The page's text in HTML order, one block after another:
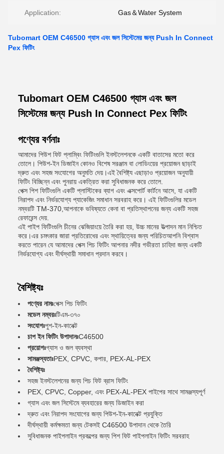
Application: Gas＆Water System
Tubomart OEM C46500 গ্যাস এবং জল সিস্টেমের জন্য Push In Connect
Pex ফিটিং
Tubomart OEM C46500 গ্যাস এবং জল
সিস্টেমের জন্য Push In Connect Pex ফিটিং
পণ্যের বর্ণনাঃ
আমাদের পিউশ ফিট প্লাম্বিং ফিটিংগুলি ইনস্টলেশনকে একটি বাতাসের মতো করে
তোলে। পিউশ-ইন ডিজাইন কোনও বিশেষ সরঞ্জাম বা লোডিংয়ের প্রয়োজন ছাড়াই
দ্রুত এবং সহজ সংযোগের অনুমতি দেয়।এই বৈশিষ্ট্য এছাড়াও প্রয়োজন অনুযায়ী
ফিটিং বিচ্ছিন্ন এবং পুনরায় একত্রিত করা সুবিধাজনক করে তোলে.
পেক্স পিশ ফিটিংগুলি একটি প্লাস্টিকের ব্যাগ এবং এক্সপোর্ট কার্টনে আসে, যা একটি
নিরাপদ এবং নির্ভরযোগ্য প্যাকেজিং সমাধান সরবরাহ করে। এই ফিটিংগুলির মডেল
নম্বরটি TM-370,আপনাকে ভবিষ্যতে কেনা বা প্রতিস্থাপনের জন্য একটি সহজ
রেফারেন্স দেয়.
এই পাইপ ফিটিংগুলি চীনের ঝেজিয়াংয়ে তৈরি করা হয়, উচ্চ মানের উত্পাদন মান নিশ্চিত
করে।এর চমৎকার জারা প্রতিরোধের এবং স্থায়িত্বের জন্য পরিচিতআপনি বিশ্বাস
করতে পারেন যে আমাদের পেক্স পিচ ফিটিং আপনার নদীর গভীরতা চাহিদা জন্য একটি
নির্ভরযোগ্য এবং দীর্ঘস্থায়ী সমাধান প্রদান করবে।
বৈশিষ্ট্যঃ
পণ্যের নামঃপেক্স পিচ ফিটিং
মডেল নম্বরঃটিএম-৩৭০
সংযোগঃপুশ-ইন-কানেক্ট
চাপ ইন ফিটিং উপাদানঃC46500
প্রয়োগঃগ্যাস ও জল ব্যবস্থা
সামঞ্জস্যতাঃPEX, CPVC, কপার, PEX-AL-PEX
বৈশিষ্ট্যঃ
সহজ ইনস্টলেশনের জন্য পিচ ফিট ব্রাস ফিটিং
PEX, CPVC, Copper, এবং PEX-AL-PEX পাইপের সাথে সামঞ্জস্যপূর্ণ
গ্যাস এবং জল সিস্টেমে ব্যবহারের জন্য ডিজাইন করা
দ্রুত এবং নিরাপদ সংযোগের জন্য পিউশ-ইন-কানেক্ট প্রযুক্তি
দীর্ঘস্থায়ী কর্মক্ষমতা জন্য টেকসই C46500 উপাদান থেকে তৈরি
সুবিধাজনক পাইপলাইন প্রকল্পের জন্য পিশ ফিট পাইপলাইন ফিটিং সরবরাহ